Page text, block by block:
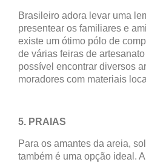
Brasileiro adora levar uma
presentear os familiares e
existe um ótimo pólo de
de várias feiras de
possível encontrar diversos
moradores com materiais
5. PRAIAS
Para os amantes da areia,
também é uma opção ideal.